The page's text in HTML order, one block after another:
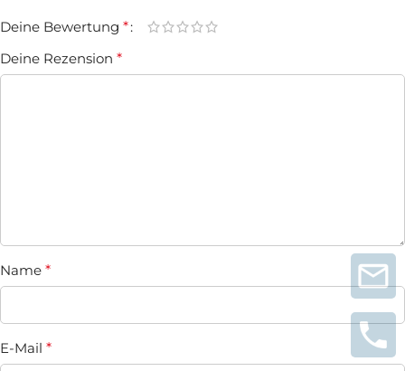
Deine Bewertung *
Deine Rezension *
Name *
E-Mail *